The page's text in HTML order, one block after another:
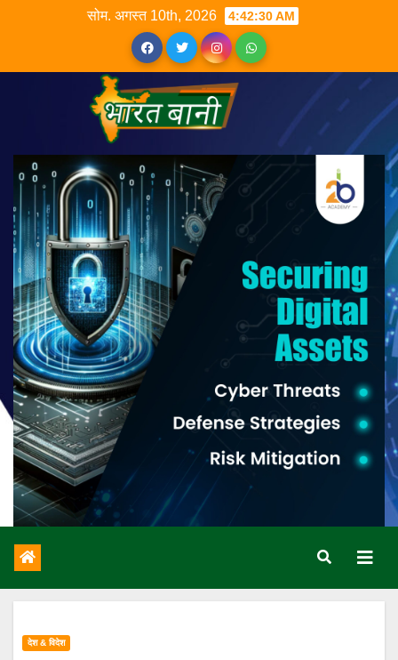
सोम. अगस्त 10th, 2026 4:42:30 AM
देश & विदेश